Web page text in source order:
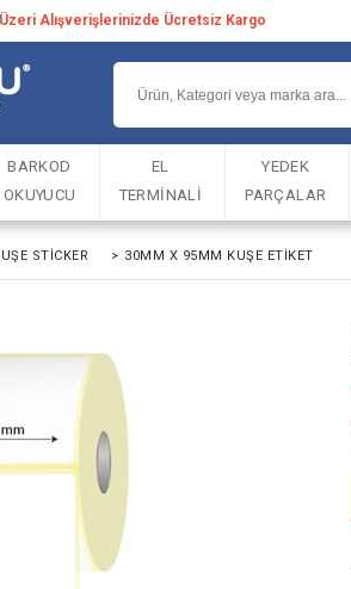
Üzeri Alışverişlerinizde Ücretsiz Kargo
BARKOD
OKUYUCU
EL
TERMİNALİ
YEDEK
PARÇALAR
STICKER > 30MM X 95MM KUŞE ETIKET